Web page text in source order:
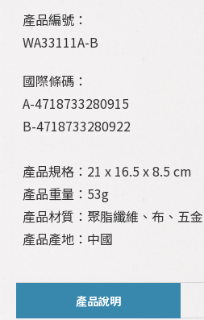
產品編號：
WA33111A-B
國際條碼：
A-4718733280915
B-4718733280922
產品規格：21 x 16.5 x 8.5 cm
產品重量：53g
產品材質：聚脂纖維、布、五金
產品產地：中國
產品說明